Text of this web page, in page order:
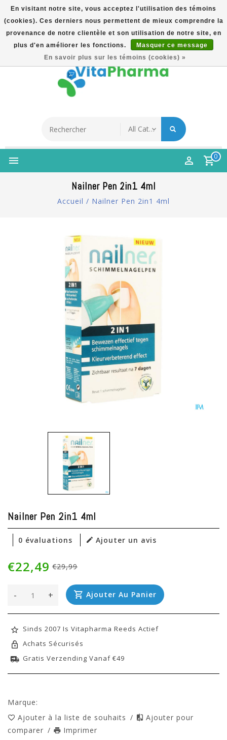
5% Korting Na Aanmelding Op Nieuwsbrief | Gratis
Verzending Vanaf €49 | Online Sinds 2007
Français
0
Nailner Pen 2in1 4ml
Accueil / Nailner Pen 2in1 4ml
Nailner Pen 2in1 4ml
0 évaluations Ajouter un avis
€29,99
€22,49
+
- Ajouter Au Panier
Sinds 2007 Is Vitapharma Reeds Actief
Achats Sécurisés
Gratis Verzending Vanaf €49
Marque:
Ajouter à la liste de souhaits /
Ajouter pour
comparer / Imprimer
En visitant notre site, vous acceptez l'utilisation des témoins
(cookies). Ces derniers nous permettent de mieux comprendre la
provenance de notre clientèle et son utilisation de notre site, en
plus d'en améliorer les fonctions.
Masquer ce message
En savoir plus sur les témoins (cookies) »